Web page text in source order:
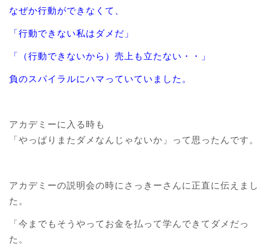
なぜか行動ができなくて、
「行動できない私はダメだ」
「（行動できないから）売上も立たない・・」
負のスパイラルにハマっていていました。
アカデミーに入る時も
「やっぱりまたダメなんじゃないか」って思ったんです。
アカデミーの説明会の時にさっきーさんに正直に伝えまし
た。
「今までもそうやってお金を払って学んできてダメだっ
た。